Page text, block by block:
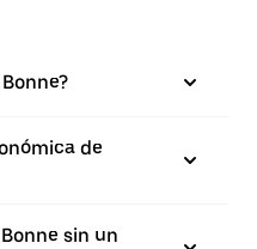
de
sin un